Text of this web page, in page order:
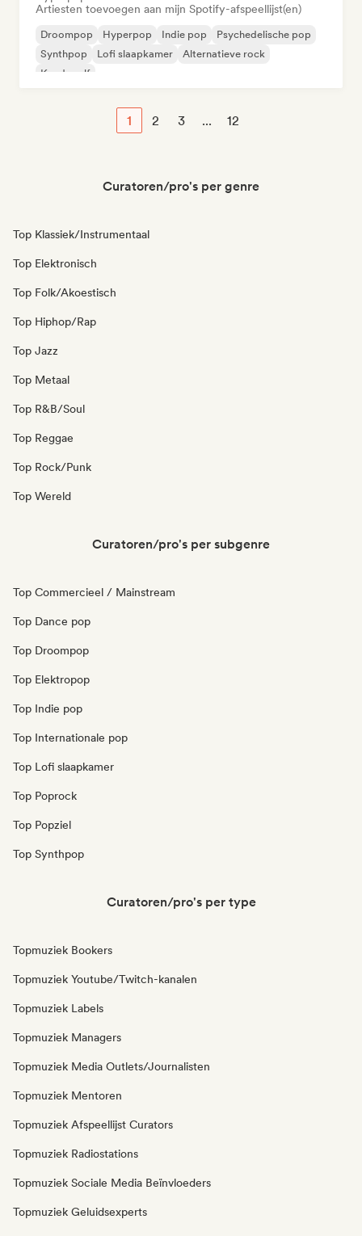
Artiesten toevoegen aan mijn Spotify-afspeellijst(en)
Droompop Hyperpop Indie pop
Psychedelische pop
Synthpop
Lofi slaapkamer
Alternatieve rock
Koudegolf
1 2 3 ... 12
Curatoren/pro's per genre
Top Klassiek/Instrumentaal
Top Elektronisch
Top Folk/Akoestisch
Top Hiphop/Rap
Top Jazz
Top Metaal
Top R&B/Soul
Top Reggae
Top Rock/Punk
Top Wereld
Curatoren/pro's per subgenre
Top Commercieel / Mainstream
Top Dance pop
Top Droompop
Top Elektropop
Top Indie pop
Top Internationale pop
Top Lofi slaapkamer
Top Poprock
Top Popziel
Top Synthpop
Curatoren/pro's per type
Topmuziek Bookers
Topmuziek Youtube/Twitch-kanalen
Topmuziek Labels
Topmuziek Managers
Topmuziek Media Outlets/Journalisten
Topmuziek Mentoren
Topmuziek Afspeellijst Curators
Topmuziek Radiostations
Topmuziek Sociale Media Beïnvloeders
Topmuziek Geluidsexperts